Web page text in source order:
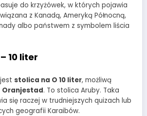
do krzyżówek, w których pojawia
z Kanadą, Ameryką Północną,
albo państwem z symbolem liścia
10 liter
stolica na O 10 liter, możliwą
Oranjestad. To stolica Aruby. Taka
się raczej w trudniejszych quizach lub
geografii Karaibów.